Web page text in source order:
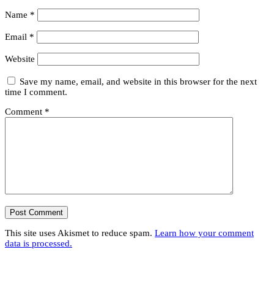
Name *
Email *
Website
Save my name, email, and website in this browser for the next
time I comment.
Comment *
This site uses Akismet to reduce spam. Learn how your comment
data is processed.